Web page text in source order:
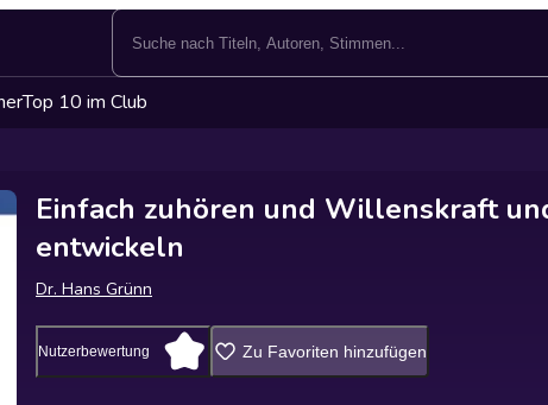
Top 10 im Club
Einfach zuhören und Willenskraft
entwickeln
Dr. Hans Grünn
Nutzerbewertung Zu Favoriten hinzufügen